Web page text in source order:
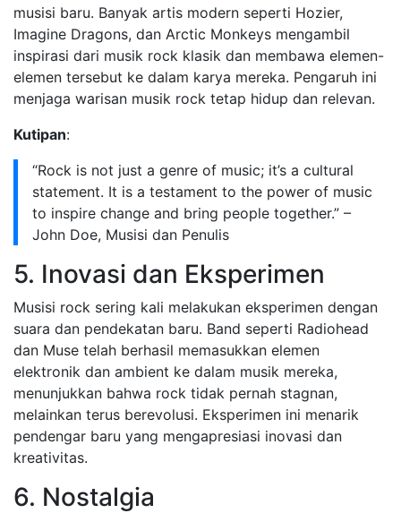
musisi baru. Banyak artis modern seperti Hozier,
Imagine Dragons, dan Arctic Monkeys mengambil
inspirasi dari musik rock klasik dan membawa elemen-
elemen tersebut ke dalam karya mereka. Pengaruh ini
menjaga warisan musik rock tetap hidup dan relevan.
Kutipan:
“Rock is not just a genre of music; it’s a cultural
statement. It is a testament to the power of music
to inspire change and bring people together.” –
John Doe, Musisi dan Penulis
5. Inovasi dan Eksperimen
Musisi rock sering kali melakukan eksperimen dengan
suara dan pendekatan baru. Band seperti Radiohead
dan Muse telah berhasil memasukkan elemen
elektronik dan ambient ke dalam musik mereka,
menunjukkan bahwa rock tidak pernah stagnan,
melainkan terus berevolusi. Eksperimen ini menarik
pendengar baru yang mengapresiasi inovasi dan
kreativitas.
6. Nostalgia